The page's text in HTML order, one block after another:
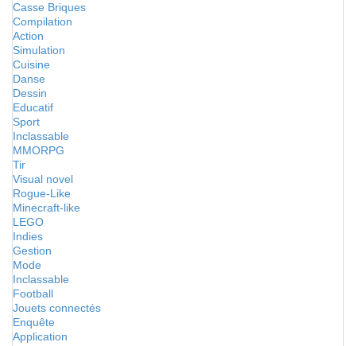
Casse Briques
Compilation
Action
Simulation
Cuisine
Danse
Dessin
Educatif
Sport
Inclassable
MMORPG
Tir
Visual novel
Rogue-Like
Minecraft-like
LEGO
Indies
Gestion
Mode
Inclassable
Football
Jouets connectés
Enquête
Application